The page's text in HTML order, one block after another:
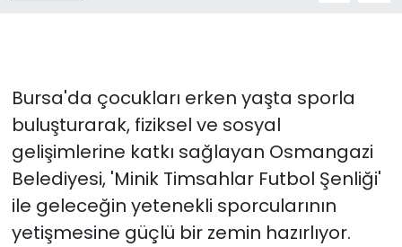
Bursa'da çocukları erken yaşta sporla
buluşturarak, fiziksel ve sosyal
gelişimlerine katkı sağlayan Osmangazi
Belediyesi, 'Minik Timsahlar Futbol Şenliği'
ile geleceğin yetenekli sporcularının
yetişmesine güçlü bir zemin hazırlıyor.